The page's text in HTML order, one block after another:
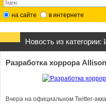
на сайте в интернете
Новость из категории:
Разработка хоррора
Вчера на официальном Twitter-